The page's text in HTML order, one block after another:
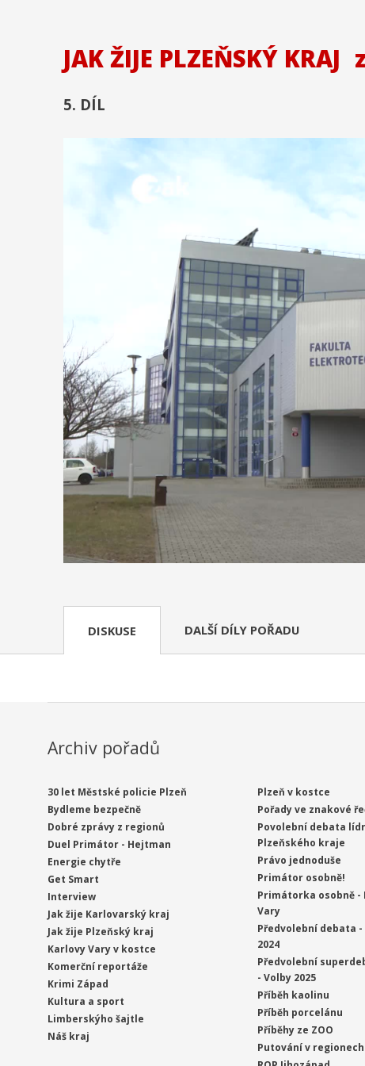
JAK ŽIJE PLZEŇSKÝ KRAJ z
5. DÍL
DISKUSE DALŠÍ DÍLY POŘADU
Archiv pořadů
30 let Městské policie Plzeň
Bydleme bezpečně
Dobré zprávy z regionů
Duel Primátor - Hejtman
Energie chytře
Get Smart
Interview
Jak žije Karlovarský kraj
Jak žije Plzeňský kraj
Karlovy Vary v kostce
Komerční reportáže
Krimi Západ
Kultura a sport
Limberskýho šajtle
Náš kraj
Plzeň v kostce
Pořady ve znakové
Povolební debata
Plzeňského kraje
Právo jednoduše
Primátor osobně!
Primátorka osobně -
Vary
Předvolební debata -
2024
Předvolební
- Volby 2025
Příběh kaolinu
Příběh porcelánu
Příběhy ze ZOO
Putování v regionech